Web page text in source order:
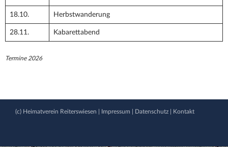
18.10. Herbstwanderung
28.11. Kabarettabend
Termine 2026
(c) Heimatverein Reiterswiesen | Impressum Datenschutz Kontakt